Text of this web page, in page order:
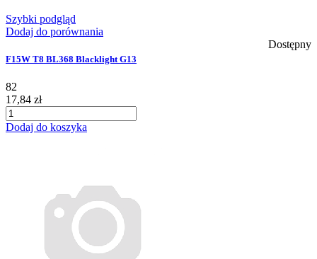
Szybki podgląd
Dodaj do porównania
Dostępny
F15W T8 BL368 Blacklight G13
82
17,84 zł
Dodaj do koszyka